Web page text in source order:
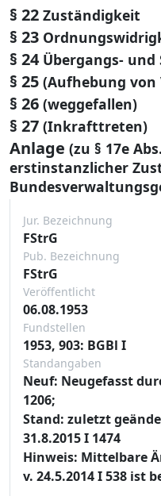
§ 22 Zuständigkeit
§ 23
§ 24 Übergangs-
§ 25 (Aufhebung
§ 26 (weggefallen)
§ 27 (Inkrafttreten)
Anlage (zu § 17e
erstinstanzlicher
Jur. Bezeichnung
FStrG
Pub. Bezeichnung
FStrG
Veröffentlicht
06.08.1953
Fundstellen
1953, 903: BGBl I
Standangaben
Neuf: Neugefasst
1206;
Stand: zuletzt
31.8.2015 I 1474
Hinweis: Mittelbare
v. 24.5.2014 I 538 ist